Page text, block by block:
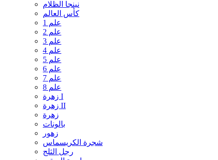
نينجا الظلام
كأس العالم
علم 1
علم 2
علم 3
علم 4
علم 5
علم 6
علم 7
علم 8
زهرة I
زهرة II
زهرة
بالونات
زهور
شجرة الكريسماس
رجل الثلج